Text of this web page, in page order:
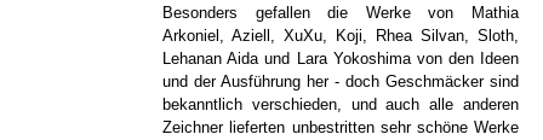
Besonders gefallen die Werke von Mathia
Arkoniel, Aziell, XuXu, Koji, Rhea Silvan, Sloth,
Lehanan Aida und Lara Yokoshima von den Ideen
und der Ausführung her - doch Geschmäcker sind
bekanntlich verschieden, und auch alle anderen
Zeichner lieferten unbestritten sehr schöne Werke